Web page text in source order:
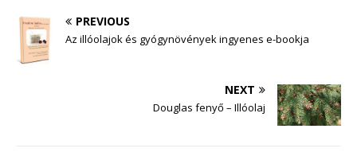
PREVIOUS
Az illóolajok és gyógynövények ingyenes e-bookja
NEXT
Douglas fenyő – Illóolaj